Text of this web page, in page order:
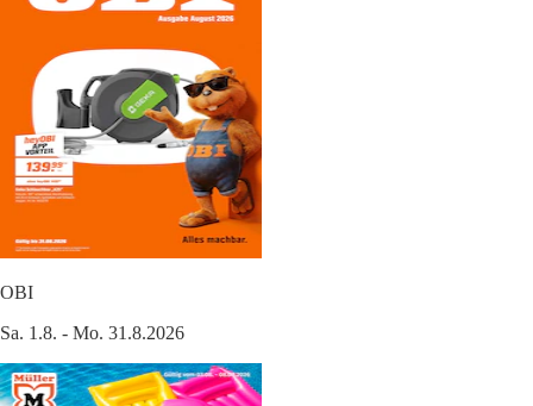
OBI
Sa. 1.8. - Mo. 31.8.2026